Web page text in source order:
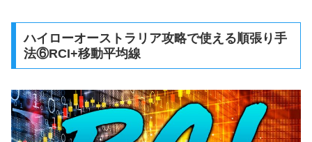
ハイローオーストラリア攻略で使える順張り手
法⑥RCI+移動平均線